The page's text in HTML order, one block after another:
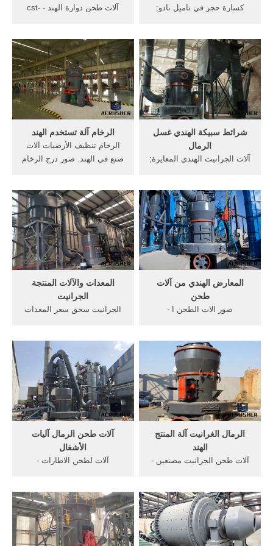
آلات طحن دوارة الهند - cst-
آلات طحن الأرز موردين آلات
طحن الأرز ومنتجات ... نوع
جديد من آلة طحن الدوارة ...
الجرانيت آلات طحن الهند.
كسارة حجر في تاميل نادو;
للبيع; آلات الجرانيت الهندي
المعايرة; آلات الظباعة على
الكؤوس; آلات إعادة تكرير
الزيوت المستخدمة
الرخام آلة تستخدم الهند
الرخام تنظيف الأرضيات آلات
صنع في الهند. صور درج الرخام
الإسود أسبانى ويمتاز هذا النوع
بأنه له لون اسود لامع و يتم
العمل به فى الأماكن بشكل
جمالى رائع و يستخدم فى
الأرضيات ...
شرائط سبيكة الهندي غسل
الرمال
آلات الجرانيت الهندي المعايرة;
المسمار; شرائط سبيكة الهندي
غسل الرمال; الهندي مصنع
سحق الحجارة في الهند; الهندي
الجدار آلات طحن
المعدات والآلات المنتجة
الجرانيت
الجرانيت سحق سعر المعدات
التعدين، آلات تصنيع الرمل،
حتى الآن، وتباع منتجاتنا الى
130 دولة، ويجري المعدات
شعبية في سحق وطحن
العالمي الصناعة
المعارض الهندي من آلات
طحن
صور الات الطحن ا -
البقاء فيها واستبقاء ما له فيها
من آلات الطحن . [الدردشة
على الانترنت] آلة طحن
ملموسة - iqjxuxyz
آلات طحن الرمال آليات
الأشغال
آلات لطحن الاطارات -
آلات تنعيم الحواف - أبحت
واطلب عروضاً من الشركات
المتخصصة في هذا المجال:
'آلات, طحن فائقة السرعة
الرمال الغرانيت آلة المنتج
الهند
آلات طحن الجرانيت مصنعين -
YouTube. . جلخ مصنعين في
الهند معدات . توريد جميع الات
الرخام ولكرانيت . ... الهندي
النظام الرمال روبو - sacen ...